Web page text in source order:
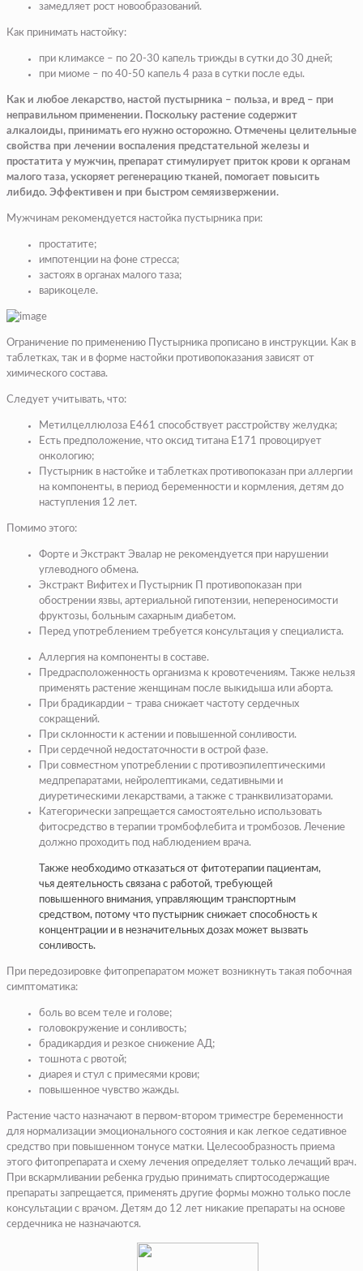
замедляет рост новообразований.
Как принимать настойку:
при климаксе – по 20-30 капель трижды в сутки до 30 дней;
при миоме – по 40-50 капель 4 раза в сутки после еды.
Как и любое лекарство, настой пустырника – польза, и вред – при
неправильном применении. Поскольку растение содержит
алкалоиды, принимать его нужно осторожно. Отмечены целительные
свойства при лечении воспаления предстательной железы и
простатита у мужчин, препарат стимулирует приток крови к органам
малого таза, ускоряет регенерацию тканей, помогает повысить
либидо. Эффективен и при быстром семяизвержении.
Мужчинам рекомендуется настойка пустырника при:
простатите;
импотенции на фоне стресса;
застоях в органах малого таза;
варикоцеле.
Ограничение по применению Пустырника прописано в инструкции. Как в
таблетках, так и в форме настойки противопоказания зависят от
химического состава.
Следует учитывать, что:
Метилцеллюлоза Е461 способствует расстройству желудка;
Есть предположение, что оксид титана Е171 провоцирует
онкологию;
Пустырник в настойке и таблетках противопоказан при аллергии
на компоненты, в период беременности и кормления, детям до
наступления 12 лет.
Помимо этого:
Форте и Экстракт Эвалар не рекомендуется при нарушении
углеводного обмена.
Экстракт Вифитех и Пустырник П противопоказан при
обострении язвы, артериальной гипотензии, непереносимости
фруктозы, больным сахарным диабетом.
Перед употреблением требуется консультация у специалиста.
Аллергия на компоненты в составе.
Предрасположенность организма к кровотечениям. Также нельзя
применять растение женщинам после выкидыша или аборта.
При брадикардии – трава снижает частоту сердечных
сокращений.
При склонности к астении и повышенной сонливости.
При сердечной недостаточности в острой фазе.
При совместном употреблении с противоэпилептическими
медпрепаратами, нейролептиками, седативными и
диуретическими лекарствами, а также с транквилизаторами.
Категорически запрещается самостоятельно использовать
фитосредство в терапии тромбофлебита и тромбозов. Лечение
должно проходить под наблюдением врача.
Также необходимо отказаться от фитотерапии пациентам,
чья деятельность связана с работой, требующей
повышенного внимания, управляющим транспортным
средством, потому что пустырник снижает способность к
концентрации и в незначительных дозах может вызвать
сонливость.
При передозировке фитопрепаратом может возникнуть такая побочная
симптоматика:
боль во всем теле и голове;
головокружение и сонливость;
брадикардия и резкое снижение АД;
тошнота с рвотой;
диарея и стул с примесями крови;
повышенное чувство жажды.
Растение часто назначают в первом-втором триместре беременности
для нормализации эмоционального состояния и как легкое седативное
средство при повышенном тонусе матки. Целесообразность приема
этого фитопрепарата и схему лечения определяет только лечащий врач.
При вскармливании ребенка грудью принимать спиртосодержащие
препараты запрещается, применять другие формы можно только после
консультации с врачом. Детям до 12 лет никакие препараты на основе
сердечника не назначаются.